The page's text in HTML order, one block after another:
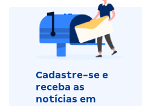
Cadastre-se e
receba as
notícias em